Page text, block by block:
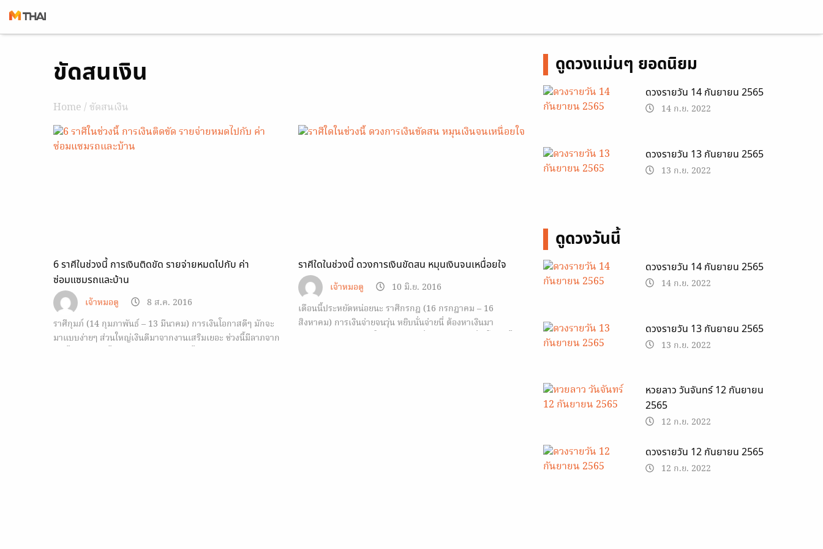
ขัดสนเงิน
Home/ ขัดสนเงิน
6 ราศีในช่วงนี้ การเงินติดขัด รายจ่ายหมดไปกับ ค่า
ซ่อมแซมรถและบ้าน
เจ้าหมอดู
8 ส.ค. 2016
ราศีกุมภ์ (14 กุมภาพันธ์ – 13 มีนาคม) การเงินโอกาสดีๆ มักจะ
มาแบบง่ายๆ ส่วนใหญ่เงินดีมาจากงานเสริมเยอะ ช่วงนี้มีลาภจาก
ราศีใดในช่วงนี้ ดวงการเงินขัดสน หมุนเงินจนเหนื่อยใจ
เจ้าหมอดู
10 มิ.ย. 2016
เดือนนี้ประหยัดหน่อยนะ ราศีกรกฎ (16 กรกฎาคม – 16
สิงหาคม) การเงินจ่ายจนวุ่น หยิบนั่นจ่ายนี่ ต้องหาเงินมา
ดูดวงแม่นๆ ยอดนิยม
ดวงรายวัน 14 กันยายน 2565
14 ก.ย. 2022
ดวงรายวัน 13 กันยายน 2565
13 ก.ย. 2022
ดูดวงวันนี้
ดวงรายวัน 14 กันยายน 2565
14 ก.ย. 2022
ดวงรายวัน 13 กันยายน 2565
13 ก.ย. 2022
หวยลาว วันจันทร์ 12 กันยายน
2565
12 ก.ย. 2022
ดวงรายวัน 12 กันยายน 2565
12 ก.ย. 2022